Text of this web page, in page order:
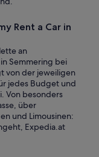
Rent a Car in
an
Semmering bei
von der jeweiligen
jedes Budget und
Von besonders
über
und Limousinen:
Expedia.at